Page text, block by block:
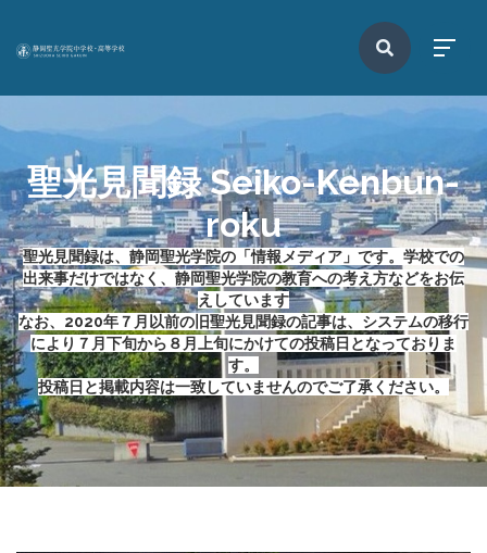
聖光見聞録 Seiko-Kenbun-
roku
聖光見聞録は、静岡聖光学院の「情報メディア」です。学校での
出来事だけではなく、静岡聖光学院の教育への考え方などをお伝
えしています
なお、2020年７月以前の旧聖光見聞録の記事は、 システムの移行
により ７月下旬から８月上旬にかけての投稿日となっておりま
す。
投稿日と掲載内容は一致していませんのでご了承ください。